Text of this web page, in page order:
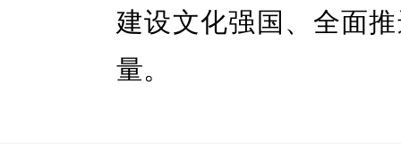
建设文化强国、全面
量。